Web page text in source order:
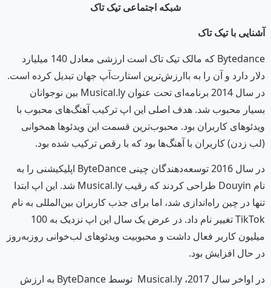
شبکه اجتماعی تیک تاک
آشنایی با تیک تاک
Bytedance که مالک تیک تاک است ارزشی معادل 140 میلیارد
دلار دارد و آن را به باارزش‌ترین استارت‌آپ جهان تبدیل کرده است.
در سال 2014 برنامه‌ای تحت عنوان Musical.ly بین نوجوانان
بسیار محبوب شد. هدف اصلی این اپ ترکیب آهنگ‌های محبوب با
ویدئوهای کاربران بود. محبوب‌ترین قسمت این ویدئوها همخوانی
(لب زدن) کاربران با آهنگ‌ها بود که با رقص ترکیب شده بود.
در سال 2016 توسعه‌دهندگان چینی ByteDance اپلیکیشنی را به
نام Douyin طراحی کردند که رقیب Musical.ly شد. این اپ ابتدا
تنها در چین راه‌اندازی شد، اما برای جذب کاربران بین‌المللی به نام
TikTok تغییر نام داد. در عرض یک سال این اپ نزدیک به 100
میلیون کاربر فعال داشت و محبوبیت ویدئوهای لب‌خوانی روزبه‌روز
در حال افزایش بود.
در اواخر سال 2017، Musical.ly توسط ByteDance به ارزش